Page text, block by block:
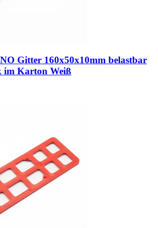
Gitter 160x50x10mm belastbar
im Karton Weiß